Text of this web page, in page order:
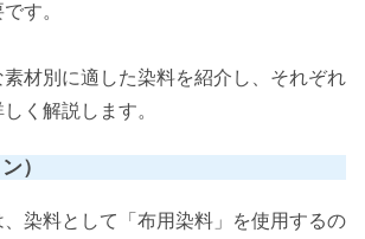
す。
材別に適した染料を紹介し、それぞれ
く解説します。
）
染料として「布用染料」を使用するの